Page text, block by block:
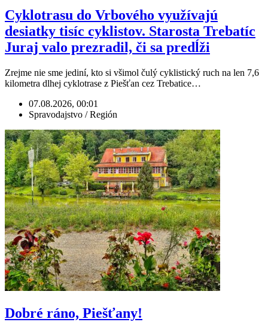
Cyklotrasu do Vrbového využívajú
desiatky tisíc cyklistov. Starosta Trebatíc
Juraj valo prezradil, či sa predĺži
Zrejme nie sme jediní, kto si všimol čulý cyklistický ruch na len 7,6
kilometra dlhej cyklotrase z Piešťan cez Trebatice…
07.08.2026, 00:01
Spravodajstvo / Región
Dobré ráno, Piešťany!